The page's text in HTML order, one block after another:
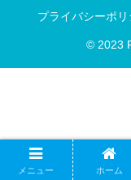
プライバシーポリ
© 2023
メニュー ホーム